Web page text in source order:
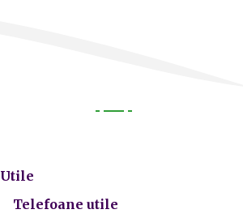
Utile
Telefoane utile